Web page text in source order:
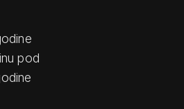
pod